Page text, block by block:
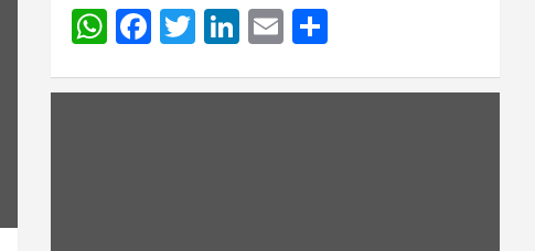
W
at
F
c
T
itt
Li
k
E
ai ar